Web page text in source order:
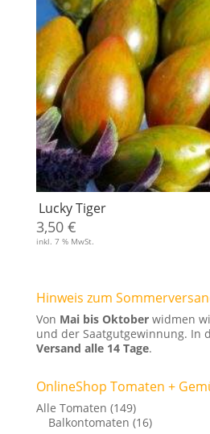
Lucky Tiger
3,50 €
inkl. 7 % MwSt.
Hinweis zum
Von Mai bis Oktoberwidmen
und der Saatgutgewinnung. In
Versand alle 14 Tage.
OnlineShop Tomaten +
Alle Tomaten (149)
Balkontomaten (16)